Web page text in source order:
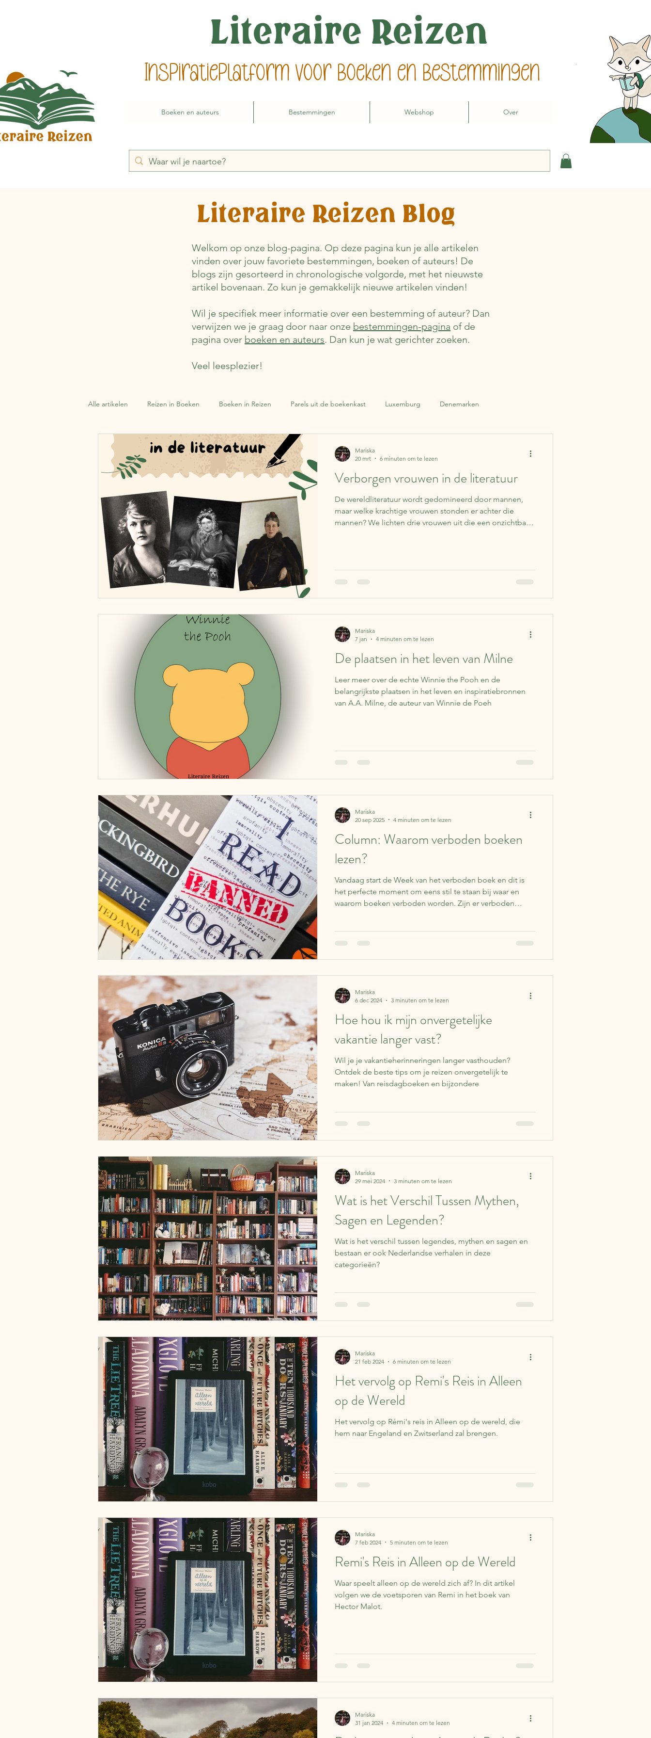
Literaire Reizen
Inspiratieplatform voor boeken en bestemmingen
Boeken en auteurs Bestemmingen Webshop Over
Literaire Reizen Blog
Welkom op onze blog-pagina. Op deze pagina kun je alle artikelen
vinden over jouw favoriete bestemmingen, boeken of auteurs! De
blogs zijn gesorteerd in chronologische volgorde, met het nieuwste
artikel bovenaan. Zo kun je gemakkelijk nieuwe artikelen vinden!
Wil je specifiek meer informatie over een bestemming of auteur? Dan
verwijzen we je graag door naar onze bestemmingen-pagina of de
pagina over boeken en auteurs. Dan kun je wat gerichter zoeken.
Veel leesplezier!
Alle artikelen Reizen in Boeken Boeken in Reizen Parels uit de boekenkast Luxemburg Denemarken
Vervoermiddelen Zweden Lapland Reisverhalen
Estland IJsland Finland Nederland België Japan Duitsland
Tsjechië China Roemenië Portugal Literaire kalender Syrië Schotland
Verborgen vrouwen in de literatuur
De wereldliteratuur wordt gedomineerd door mannen,
maar welke krachtige vrouwen stonden er achter die
mannen? We lichten drie vrouwen uit die een onzichtbare
Mariska
20 mrt
6 minuten om te lezen
De plaatsen in het leven van Milne
Leer meer over de echte Winnie the Pooh en de
belangrijkste plaatsen in het leven en inspiratiebronnen
van A.A. Milne, de auteur van Winnie de Poeh
Mariska
7 jan
4 minuten om te lezen
Column: Waarom verboden boeken
lezen?
Vandaag start de Week van het verboden boek en dit is
het perfecte moment om eens stil te staan bij waar en
waarom boeken verboden worden. Zijn er verboden
Mariska
20 sep 2025
4 minuten om te lezen
Hoe hou ik mijn onvergetelijke
vakantie langer vast?
Wil je je vakantieherinneringen langer vasthouden?
Ontdek de beste tips om je reizen onvergetelijk te
maken! Van reisdagboeken en bijzondere
Mariska
6 dec 2024
3 minuten om te lezen
Wat is het Verschil Tussen Mythen,
Sagen en Legenden?
Wat is het verschil tussen legendes, mythen en sagen en
bestaan er ook Nederlandse verhalen in deze
categorieën?
Mariska
29 mei 2024
3 minuten om te lezen
Het vervolg op Remi's Reis in Alleen
op de Wereld
Het vervolg op Rémi's reis in Alleen op de wereld, die
hem naar Engeland en Zwitserland zal brengen.
Mariska
21 feb 2024
6 minuten om te lezen
Remi's Reis in Alleen op de Wereld
Waar speelt alleen op de wereld zich af? In dit artikel
volgen we de voetsporen van Remi in het boek van
Hector Malot.
Mariska
7 feb 2024
5 minuten om te lezen
Mariska
31 jan 2024
4 minuten om te lezen